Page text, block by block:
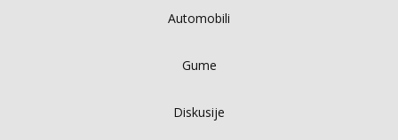
Automobili
Gume
Diskusije